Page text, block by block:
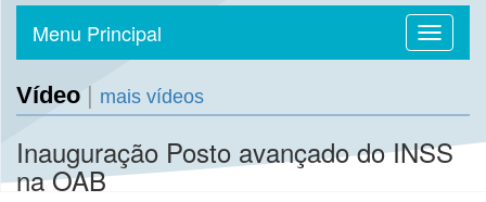
Toggle
Menu Principal
Vídeo mais vídeos
Inauguração Posto avançado do INSS
na OAB